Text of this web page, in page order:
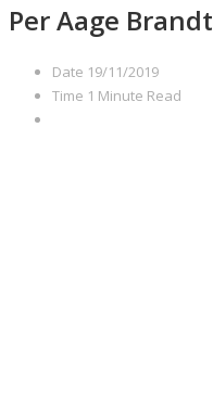
Per Aage Brandt
Date 19/11/2019
Time 1 Minute Read